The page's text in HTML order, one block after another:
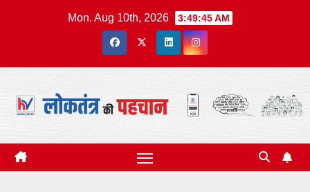
Mon. Aug 10th, 2026 3:49:46 AM